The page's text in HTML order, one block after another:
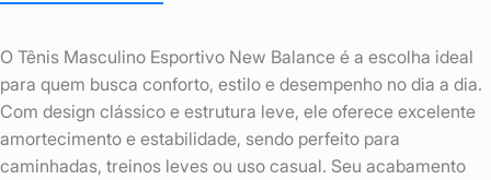
O Tênis Masculino Esportivo New Balance é a escolha ideal
para quem busca conforto, estilo e desempenho no dia a dia.
Com design clássico e estrutura leve, ele oferece excelente
amortecimento e estabilidade, sendo perfeito para
caminhadas, treinos leves ou uso casual. Seu acabamento